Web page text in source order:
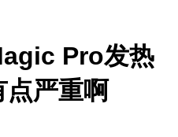
Pro发热
点严重啊